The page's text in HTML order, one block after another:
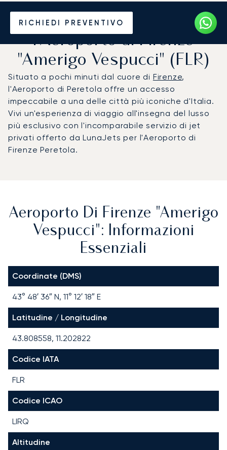
RICHIEDI PREVENTIVO
Noleggio jet privato per
l'Aeroporto di Firenze
"Amerigo Vespucci" (FLR)
Situato a pochi minuti dal cuore di Firenze,
l'Aeroporto di Peretola offre un accesso
impeccabile a una delle città più iconiche d'Italia.
Vivi un'esperienza di viaggio all'insegna del lusso
più esclusivo con l'incomparabile servizio di jet
privati offerto da LunaJets per l'Aeroporto di
Firenze Peretola.
Aeroporto Di Firenze "Amerigo
Vespucci": Informazioni
Essenziali
Coordinate (DMS)
43° 48′ 36″ N, 11° 12′ 18″ E
Latitudine / Longitudine
43.808558, 11.202822
Codice IATA
FLR
Codice ICAO
LIRQ
Altitudine